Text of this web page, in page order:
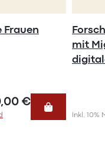
Frauen
€
mit
Inkl. 10%